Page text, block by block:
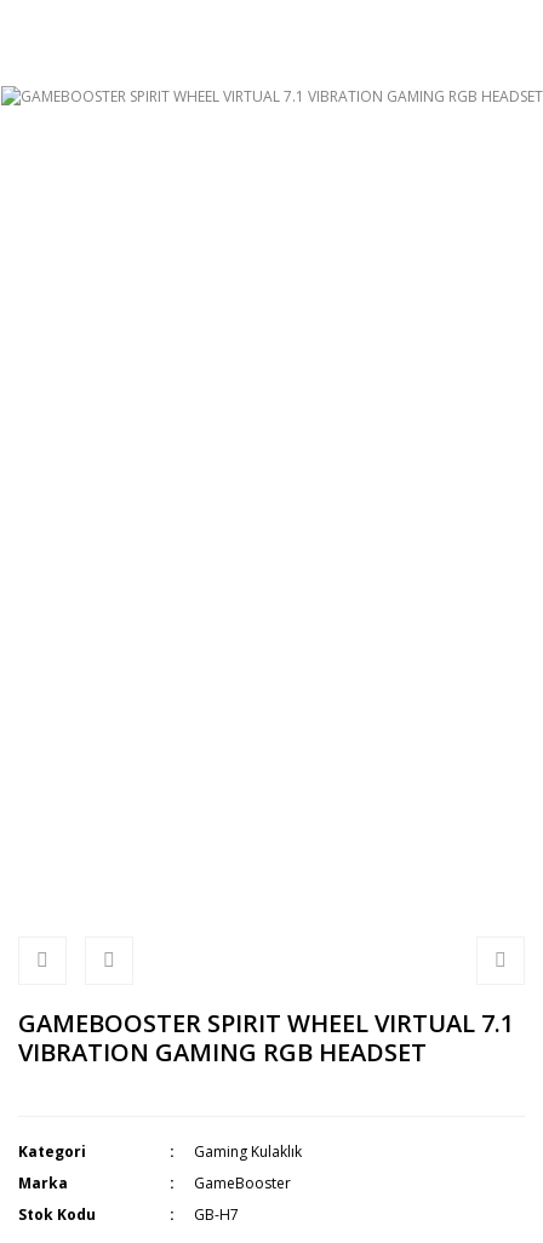
GAMEBOOSTER SPIRIT WHEEL VIRTUAL 7.1
VIBRATION GAMING RGB HEADSET
Kategori
Gaming Kulaklık
Marka
GameBooster
Stok Kodu
GB-H7